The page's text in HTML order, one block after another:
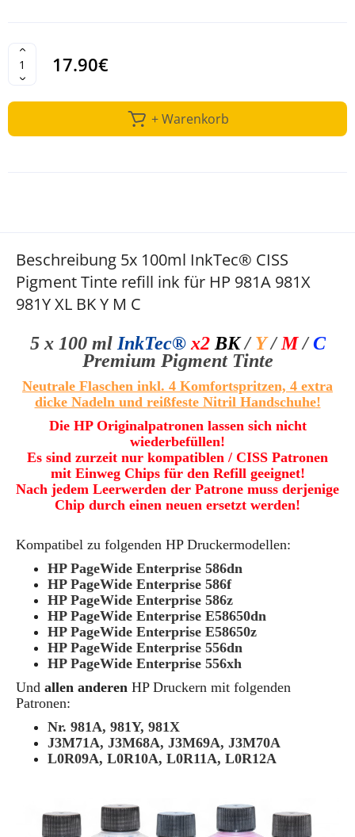
17.90€
+ Warenkorb
Beschreibung 5x 100ml InkTec® CISS
Pigment Tinte refill ink für HP 981A 981X
981Y XL BK Y M C
5 x 100 ml InkTec® x2 BK/Y/M/C
Premium Pigment Tinte
Neutrale Flaschen inkl. 4 Komfortspritzen, 4 extra
dicke Nadeln und reißfeste Nitril Handschuhe!
Die HP Originalpatronen lassen sich nicht
wiederbefüllen!
Es sind zurzeit nur kompatiblen / CISS Patronen
mit Einweg Chips für den Refill geeignet!
Nach jedem Leerwerden der Patrone muss derjenige
Chip durch einen neuen ersetzt werden!
Kompatibel zu folgenden HP Druckermodellen:
HP PageWide Enterprise 586dn
HP PageWide Enterprise 586f
HP PageWide Enterprise 586z
HP PageWide Enterprise E58650dn
HP PageWide Enterprise E58650z
HP PageWide Enterprise 556dn
HP PageWide Enterprise 556xh
Und allen anderen HP Druckern mit folgenden
Patronen:
Nr. 981A, 981Y, 981X
J3M71A, J3M68A, J3M69A, J3M70A
L0R09A, L0R10A, L0R11A, L0R12A